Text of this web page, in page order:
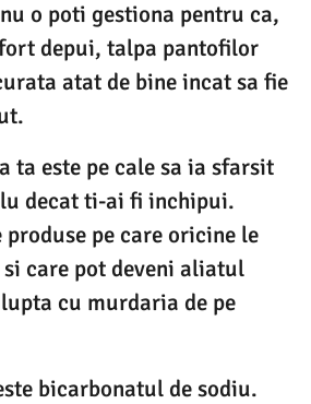
o poti gestiona pentru ca,
depui, talpa pantofilor
atat de bine incat sa fie
ta este pe cale sa ia sfarsit
decat ti-ai fi inchipui.
produse pe care oricine le
care pot deveni aliatul
cu murdaria de pe
bicarbonatul de sodiu.